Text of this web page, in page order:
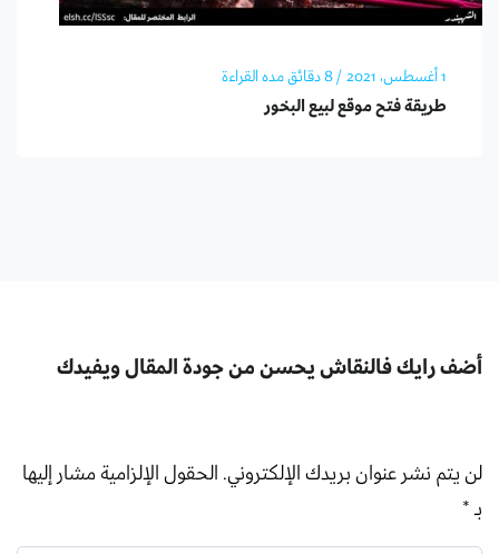
1 أغسطس، 2021 / 8 دقائق مده القراءة
طريقة فتح موقع لبيع البخور
أضف رايك فالنقاش يحسن من جودة المقال ويفيدك
لن يتم نشر عنوان بريدك الإلكتروني. الحقول الإلزامية مشار إليها
بـ*